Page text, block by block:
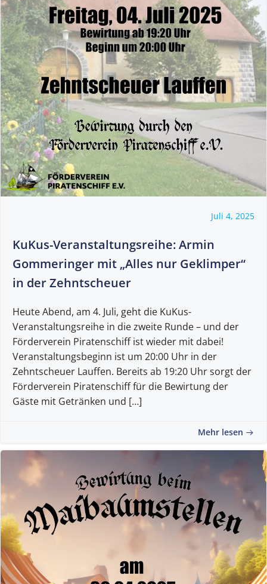
Juli 4, 2025
KuKus-Veranstaltungsreihe: Armin
Gommeringer mit „Alles nur Geklimper“
in der Zehntscheuer
Heute Abend, am 4. Juli, geht die KuKus-
Veranstaltungsreihe in die zweite Runde – und der
Förderverein Piratenschiff ist wieder mit dabei!
Veranstaltungsbeginn ist um 20:00 Uhr in der
Zehntscheuer Lauffen. Bereits ab 19:20 Uhr sorgt der
Förderverein Piratenschiff für die Bewirtung der
Gäste mit Getränken und […]
Mehr lesen